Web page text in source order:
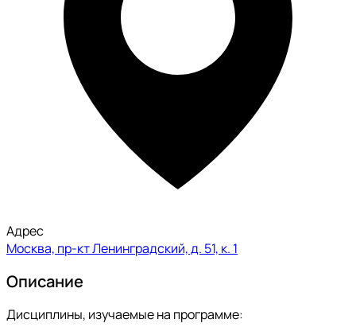
Адрес
Москва, пр-кт Ленинградский, д. 51, к. 1
Описание
Дисциплины, изучаемые на программе: